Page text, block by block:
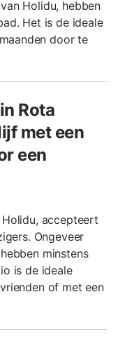
Holidu, hebben
Het is de ideale
door te
Rota
met een
een
accepteert
Ongeveer
minstens
is de ideale
of met een